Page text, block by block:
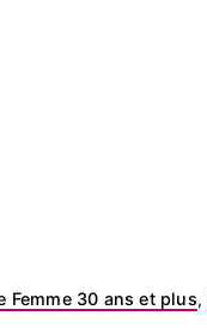
Femme 30 ans et plus,